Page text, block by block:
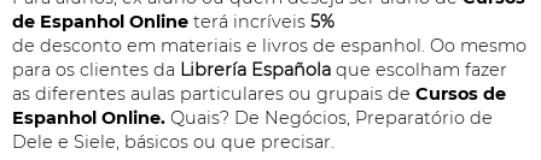
de Espanhol Online terá incríveis 5%
de desconto em materiais e livros de espanhol. Oo mesmo
para os clientes da Librería Española que escolham fazer
as diferentes aulas particulares ou grupais de Cursos de
Espanhol Online. Quais? De Negócios, Preparatório de
Dele e Siele, básicos ou que precisar.